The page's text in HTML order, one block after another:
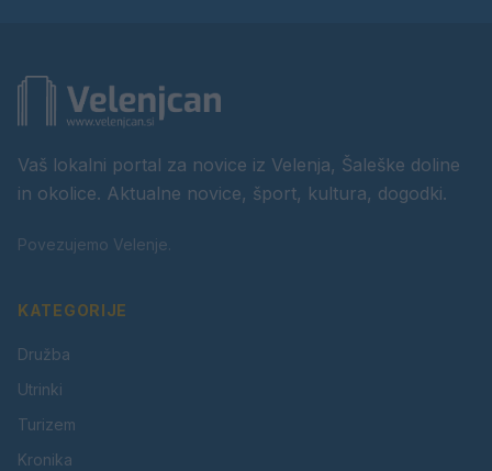
Vaš lokalni portal za novice iz Velenja, Šaleške doline
in okolice. Aktualne novice, šport, kultura, dogodki.
Povezujemo Velenje.
KATEGORIJE
Družba
Utrinki
Turizem
Kronika